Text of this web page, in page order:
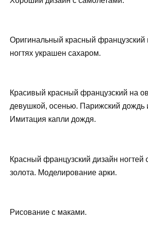
Оригинальный красный французский
ногтях украшен сахаром.
Красивый красный французский на
девушкой, осенью. Парижский дождь
Имитация капли дождя.
Красный французский дизайн ногтей
золота. Моделирование арки.
Рисование с маками.